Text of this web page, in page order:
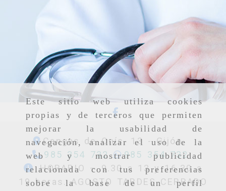
Este sitio web utiliza cookies
propias y de terceros que permiten
mejorar la usabilidad de
navegación, analizar el uso de la
web y mostrar publicidad
relacionada con tus preferencias
sobre la base de un perfil
Cangas de Onís, 13 -Gijón
985 354 732
985 354 732
HORARIO – 9.30 a 13 y 16.30 a
19 horas. AGOSTO TARDES CERRADO